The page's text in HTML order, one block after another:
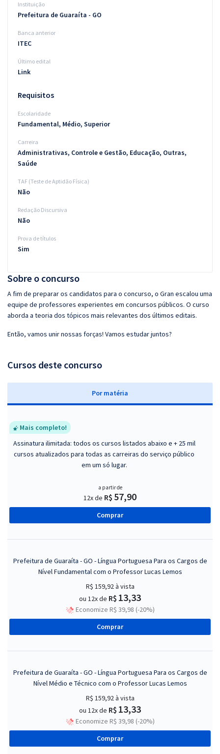
Blog
Aprovados
Atendimento
Sobre o concurso
A fim de preparar os candidatos para o concurso, o Gran escalou uma
equipe de professores experientes em concursos públicos. O curso
aborda a teoria dos tópicos mais relevantes dos últimos editais.
Então, vamos unir nossas forças! Vamos estudar juntos?
Cursos deste concurso
Por matéria
Mais completo!
Assinatura ilimitada: todos os cursos listados abaixo e + 25 mil
cursos atualizados para todas as carreiras do serviço público
em um só lugar.
a partir de
12x de R$ 57,90
Comprar
Prefeitura de Guaraíta - GO - Língua Portuguesa Para os Cargos de
Nível Fundamental com o Professor Lucas Lemos
R$ 159,92à vista
ou 12x de R$ 13,33
Economize R$ 39,98 (-20%)
Comprar
Prefeitura de Guaraíta - GO - Língua Portuguesa Para os Cargos de
Nível Médio e Técnico com o Professor Lucas Lemos
R$ 159,92à vista
ou 12x de R$ 13,33
Economize R$ 39,98 (-20%)
Comprar
Instituição
Prefeitura de Guaraíta - GO
Banca anterior
ITEC
Último edital
Link
Requisitos
Escolaridade
Fundamental, Médio, Superior
Carreira
Administrativas, Controle e Gestão, Educação, Outras,
Saúde
TAF (Teste de Aptidão Física)
Não
Redação Discursiva
Não
Prova de títulos
Sim